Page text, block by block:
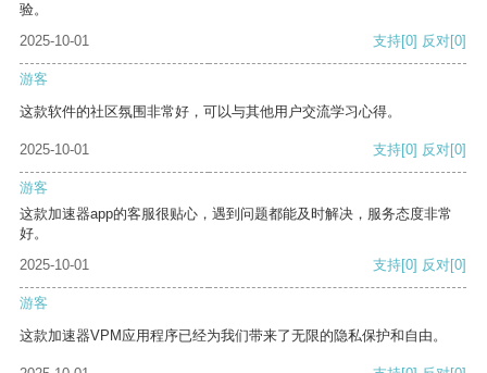
验。
2025-10-01
支持[0] 反对[0]
游客
这款软件的社区氛围非常好，可以与其他用户交流学习心得。
2025-10-01 支持[0] 反对[0]
游客
这款加速器app的客服很贴心，遇到问题都能及时解决，服务态度非常
好。
2025-10-01
支持[0] 反对[0]
游客
这款加速器VPM应用程序已经为我们带来了无限的隐私保护和自由。